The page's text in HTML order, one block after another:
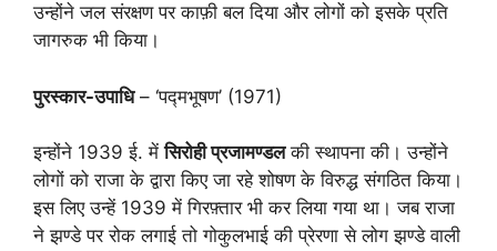
उन्होंने जल संरक्षण पर काफ़ी बल दिया और लोगों को इसके प्रति
जागरुक भी किया।
पुरस्कार-उपाधि– ‘पद्मभूषण’ (1971)
इन्होंने 1939 ई. मेंसिरोही प्रजामण्डलकी स्थापना की। उन्होंने
लोगों को राजा के द्वारा किए जा रहे शोषण के विरुद्ध संगठित किया।
इस लिए उन्हें 1939 में गिरफ़्तार भी कर लिया गया था। जब राजा
ने झण्डे पर रोक लगाई तो गोकुलभाई की प्रेरणा से लोग झण्डे वाली